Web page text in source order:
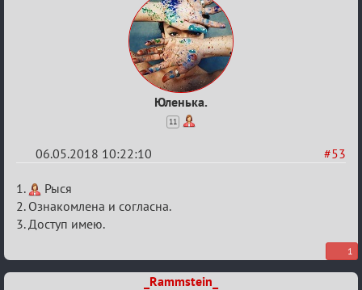
Юленька.
11
#53
06.05.2018 10:22:10
Re:
IX
Кубок
1.
Рыся
2. Ознакомлена и согласна.
3. Доступ имею.
1
_Rammstein_